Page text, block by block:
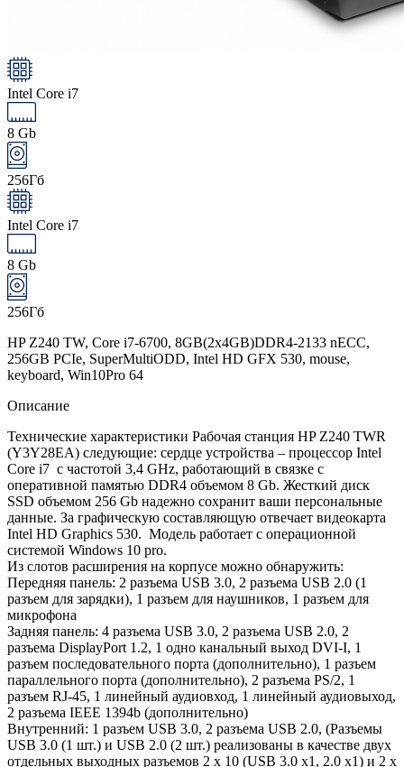
Intel Core i7
8 Gb
256Гб
Intel Core i7
8 Gb
256Гб
HP Z240 TW, Core i7-6700, 8GB(2x4GB)DDR4-2133 nECC,
256GB PCIe, SuperMultiODD, Intel HD GFX 530, mouse,
keyboard, Win10Pro 64
Описание
Технические характеристики Рабочая станция HP Z240 TWR
(Y3Y28EA) следующие: сердце устройства – процессор Intel
Core i7 с частотой 3,4 GHz, работающий в связке с
оперативной памятью DDR4 объемом 8 Gb. Жесткий диск
SSD объемом 256 Gb надежно сохранит ваши персональные
данные. За графическую составляющую отвечает видеокарта
Intel HD Graphics 530. Модель работает с операционной
системой Windows 10 pro.
Из слотов расширения на корпусе можно обнаружить:
Передняя панель: 2 разъема USB 3.0, 2 разъема USB 2.0 (1
разъем для зарядки), 1 разъем для наушников, 1 разъем для
микрофона
Задняя панель: 4 разъема USB 3.0, 2 разъема USB 2.0, 2
разъема DisplayPort 1.2, 1 одно канальный выход DVI-I, 1
разъем последовательного порта (дополнительно), 1 разъем
параллельного порта (дополнительно), 2 разъема PS/2, 1
разъем RJ-45, 1 линейный аудиовход, 1 линейный аудиовыход,
2 разъема IEEE 1394b (дополнительно)
Внутренний: 1 разъем USB 3.0, 2 разъема USB 2.0, (Разъемы
USB 3.0 (1 шт.) и USB 2.0 (2 шт.) реализованы в качестве двух
отдельных выходных разъемов 2 х 10 (USB 3.0 x1, 2.0 x1) и 2 x